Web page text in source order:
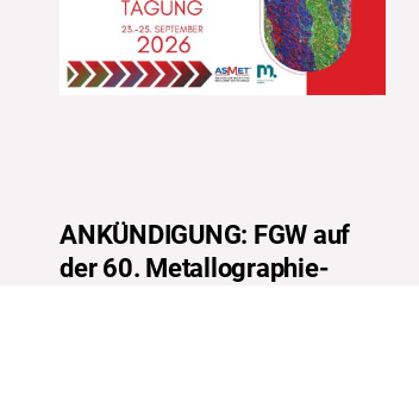
ANKÜNDIGUNG: FGW auf
der 60. Metallographie-